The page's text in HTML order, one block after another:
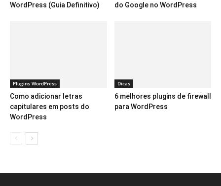
WordPress (Guia Definitivo)
do Google no WordPress
Plugins WordPress
Como adicionar letras
capitulares em posts do
WordPress
Dicas
6 melhores plugins de firewall
para WordPress